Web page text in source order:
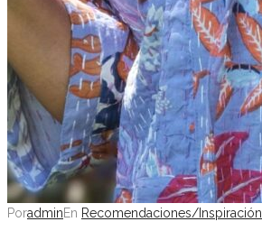
PoradminEn Recomendaciones/Inspiración